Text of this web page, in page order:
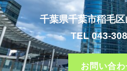
千葉県千葉市稲毛
TEL 043-
お問い合わ